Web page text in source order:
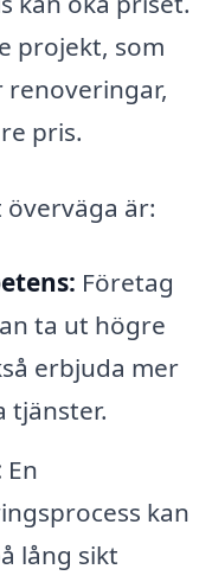
projekt, som
pris.
är:
Företag
ta ut högre
erbjuda mer
tjänster.
En
kan
lång sikt